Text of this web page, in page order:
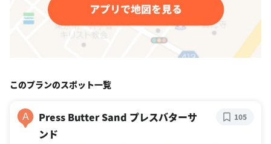
このプランのスポット一覧
A
Press Butter Sand プレスバターサ
ンド
105